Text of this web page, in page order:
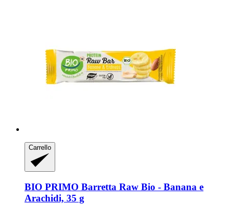
Carrello
BIO PRIMO Barretta Raw Bio -​ Banana e
Arachidi, 35 g